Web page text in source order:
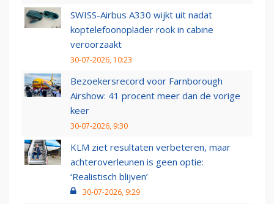
SWISS-Airbus A330 wijkt uit nadat
koptelefoonoplader rook in cabine
veroorzaakt
30-07-2026, 10:23
Bezoekersrecord voor Farnborough
Airshow: 41 procent meer dan de vorige
keer
30-07-2026, 9:30
KLM ziet resultaten verbeteren, maar
achteroverleunen is geen optie:
‘Realistisch blijven’
30-07-2026, 9:29